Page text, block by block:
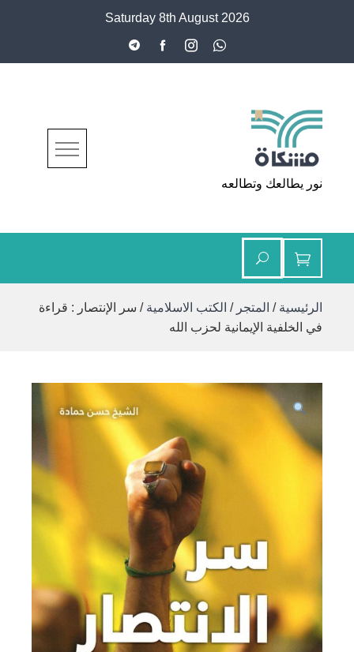
Saturday 8th August 2026
مشكاة
نور يطالعك وتطالعه
الرئيسية / المتجر / الكتب الاسلامية / سر الإنتصار : قراءة
في الخلفية الإيمانية لحزب الله